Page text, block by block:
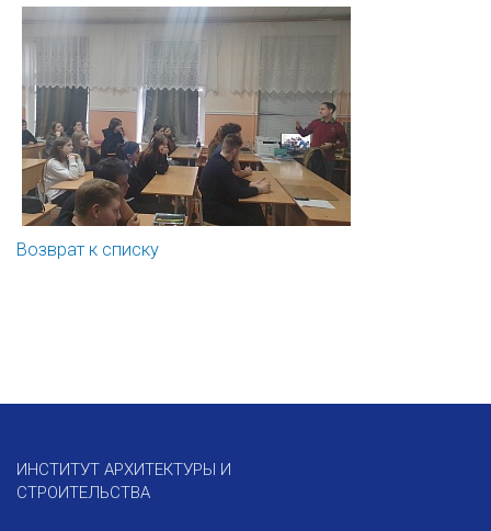
Возврат к списку
ИНСТИТУТ АРХИТЕКТУРЫ И
СТРОИТЕЛЬСТВА